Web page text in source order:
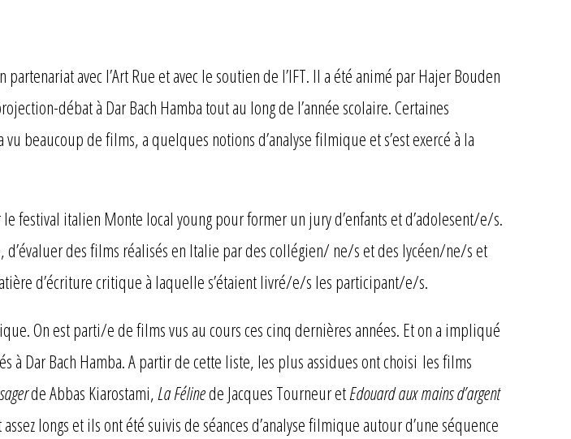
avec l’Art Rue et avec le soutien de l’IFT. Il a été animé par Hajer Bouden
débat à Dar Bach Hamba tout au long de l’année scolaire. Certaines
beaucoup de films, a quelques notions d’analyse filmique et s’est exercé à la
festival italien Monte local young pour former un jury d’enfants et d’adolesent/e/s.
des films réalisés en Italie par des collégien/ ne/s et des lycéen/ne/s et
d’écriture critique à laquelle s’étaient livré/e/s les participant/e/s.
On est parti/e de films vus au cours ces cinq dernières années. Et on a impliqué
Dar Bach Hamba. A partir de cette liste, les plus assidues ont choisi les films
de Abbas Kiarostami, La Félinede Jacques Tourneur etEdouard aux mains d’argent
longs et ils ont été suivis de séances d’analyse filmique autour d’une séquence